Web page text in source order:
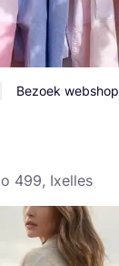
Bezoek webshop
499, Ixelles